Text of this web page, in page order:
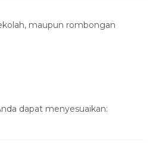
maupun rombongan
dapat menyesuaikan: